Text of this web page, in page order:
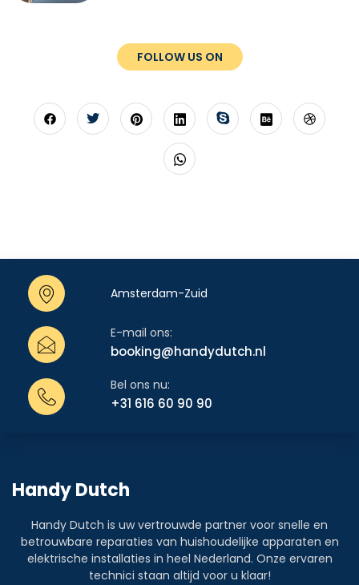
FOLLOW US ON
Amsterdam-Zuid
E-mail ons:
booking@handydutch.nl
Bel ons nu:
+31 616 60 90 90
Handy Dutch
Handy Dutch is uw vertrouwde partner voor snelle en
betrouwbare reparaties van huishoudelijke apparaten en
elektrische installaties in heel Nederland. Onze ervaren
technici staan altijd voor u klaar!